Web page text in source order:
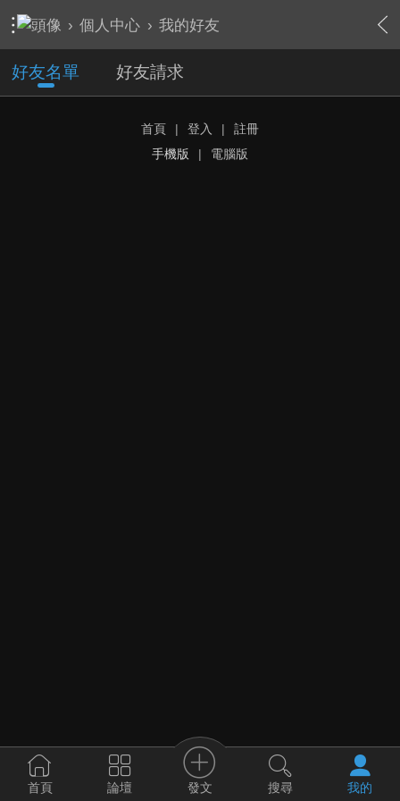
› 個人中心 › 我的好友
好友名單 好友請求
首頁 | 登入 |
註冊
手機版
| 電腦版
首頁 論壇 發文 搜尋 我的